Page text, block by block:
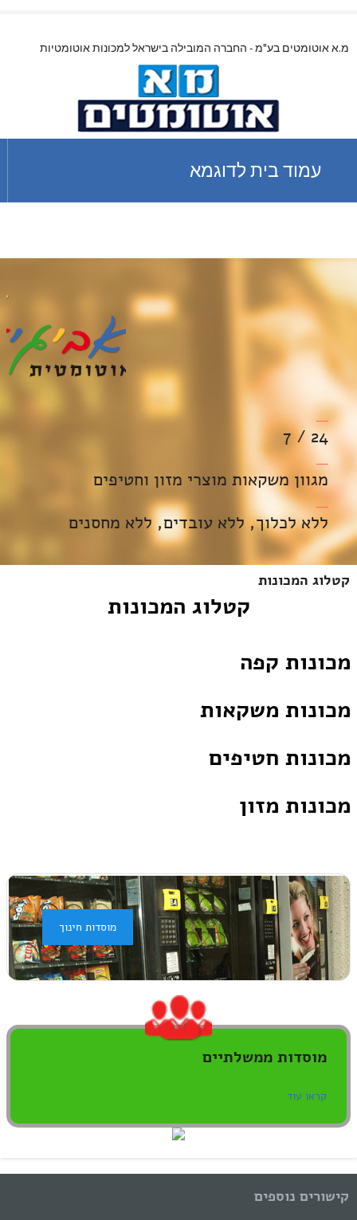
מ.א אוטומטים בע"מ - החברה המובילה בישראל למכונות אוטומטיות
עמוד בית לדוגמא
24 / 7
מגוון משקאות מוצרי מזון וחטיפים
ללא לכלוך, ללא עובדים, ללא מחסנים
קטלוג המכונות
קטלוג המכונות
מכונות קפה
מכונות משקאות
מכונות חטיפים
מכונות מזון
מוסדות חינוך
מוסדות ממשלתיים
קראו עוד
קישורים נוספים